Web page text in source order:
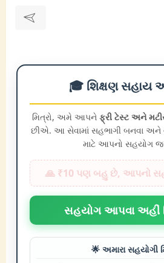
🎓 શિક્ષણ સહાય
મિત્રો, અમે આપને ફ્રી ટેસ્ટ અને
છીએ. આ સેવામાં સહભાગી બનવા અને
માટે આપનો સહયોગ
🙏 ₹10 પણ બહુ છે, આપનો
સહયોગ આપવા અહીં
🌟 અમારા સહયોગી